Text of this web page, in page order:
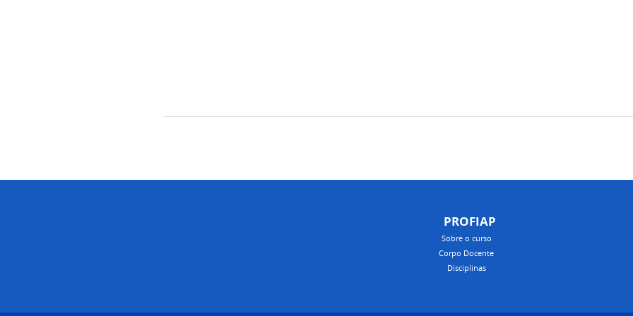
PROFIAP
Sobre o curso
Corpo Docente
Disciplinas